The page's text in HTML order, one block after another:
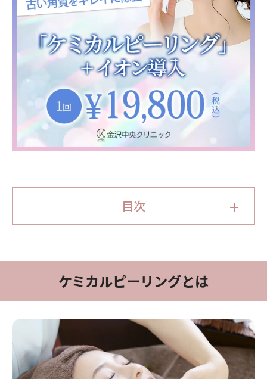
目次 +
ケミカルピーリングとは